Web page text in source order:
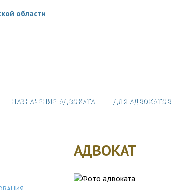
НАЗНАЧЕНИЕ АДВОКАТА ДЛЯ АДВОКАТОВ
АДВОКАТ